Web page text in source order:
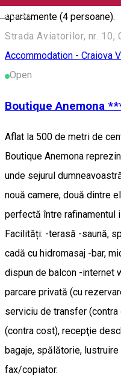
English
apartamente (4 persoane).
Strada Aviatorilor, nr. 10,
Accommodation - Craiova
Open
Boutique Anemona
Aflat la 500 de metri de
Boutique Anemona
unde sejurul
nouă camere, două dintre
perfectă între rafinamentul
Facilități: -terasă -saună,
cadă cu hidromasaj -bar,
dispun de balcon -internet
parcare privată (cu
serviciu de transfer
(contra cost), recepţie
bagaje, spălătorie,
fax/copiator.